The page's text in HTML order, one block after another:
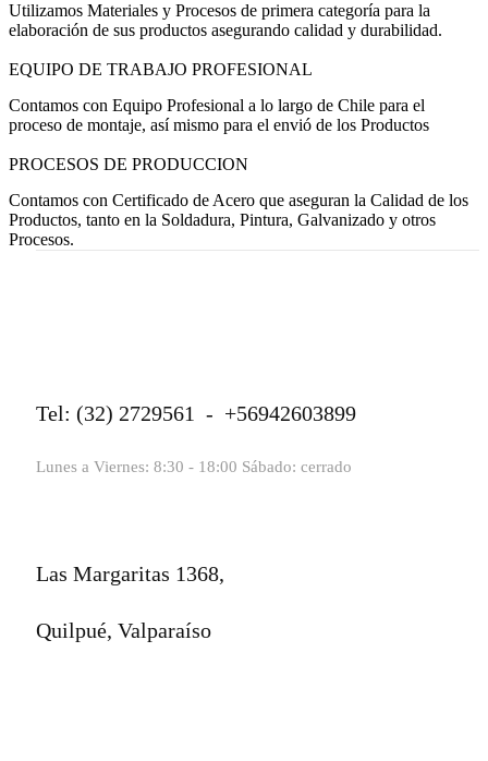
Utilizamos Materiales y Procesos de primera categoría para la
elaboración de sus productos asegurando calidad y durabilidad.
EQUIPO DE TRABAJO PROFESIONAL
Contamos con Equipo Profesional a lo largo de Chile para el
proceso de montaje, así mismo para el envió de los Productos
PROCESOS DE PRODUCCION
Contamos con Certificado de Acero que aseguran la Calidad de los
Productos, tanto en la Soldadura, Pintura, Galvanizado y otros
Procesos.
Tel: (32) 2729561 - +56942603899
Lunes a Viernes: 8:30 - 18:00 Sábado: cerrado
Las Margaritas 1368,
Quilpué, Valparaíso